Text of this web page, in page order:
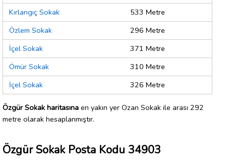
Kırlangıç Sokak
533 Metre
Özlem Sokak
296 Metre
İçel Sokak
371 Metre
Ömür Sokak
310 Metre
İçel Sokak
326 Metre
Özgür Sokak haritasına en yakın yer Ozan Sokak ile arası 292
metre olarak hesaplanmıştır.
Özgür Sokak Posta Kodu 34903